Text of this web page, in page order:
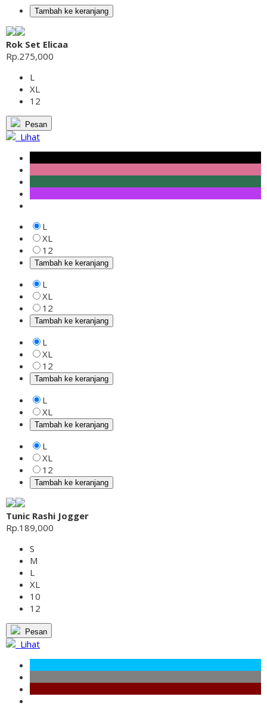
Tambah ke keranjang
Rok Set Elicaa
Rp.275,000
L
XL
12
Pesan
Lihat
L
XL
12
Tambah ke keranjang
L
XL
12
Tambah ke keranjang
L
XL
12
Tambah ke keranjang
L
XL
Tambah ke keranjang
L
XL
12
Tambah ke keranjang
Tunic Rashi Jogger
Rp.189,000
S
M
L
XL
10
12
Pesan
Lihat